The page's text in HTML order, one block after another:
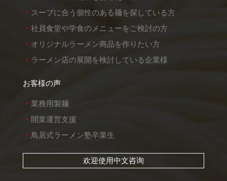
スープに合う個性のある麺を探している方
社員食堂や学食のメニューをご検討の方
オリジナルラーメン商品を作りたい方
ラーメン店の展開を検討している企業様
お客様の声
業務用製麺
開業運営支援
鳥居式ラーメン塾卒業生
欢迎使用中文咨询